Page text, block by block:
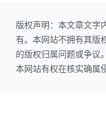
版权声明：本文章文字
有。本网站不拥有其版
的版权归属问题或争议
本网站有权在核实确属